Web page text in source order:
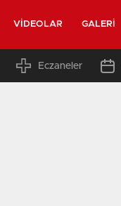
VIDEOLAR GALERI
Eczaneler